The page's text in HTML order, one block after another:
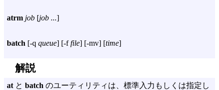
atrm job [job ...]
batch [-q queue] [-f file] [-mv] [time]
解説
at と batch のユーティリティは、標準入力もしくは指定し